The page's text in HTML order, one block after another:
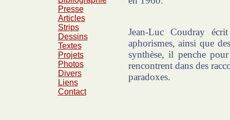
Presse
Articles
Strips
Dessins
Textes
Projets
Photos
Divers
Liens
Contact
Jean-Luc Coudray
aphorismes, ainsi que
synthèse, il penche
rencontrent dans des
paradoxes.